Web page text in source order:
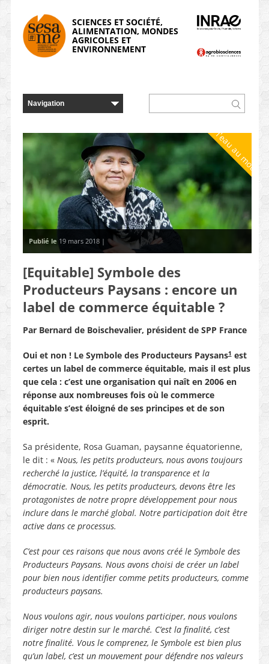
SCIENCES ET SOCIÉTÉ,
ALIMENTATION, MONDES
AGRICOLES ET
ENVIRONNEMENT
De l'eau au moulin
Publié le 19 mars 2018 |
[Equitable] Symbole des
Producteurs Paysans : encore un
label de commerce équitable ?
Par Bernard de Boischevalier, président de SPP France
Oui et non ! Le Symbole des Producteurs Paysans1est
certes un label de commerce équitable, mais il est plus
que cela : c’est une organisation qui naît en 2006 en
réponse aux nombreuses fois où le commerce
équitable s’est éloigné de ses principes et de son
esprit.
Sa présidente, Rosa Guaman, paysanne équatorienne,
le dit : « Nous, les petits producteurs, nous avons toujours
recherché la justice, l’équité, la transparence et la
démocratie. Nous, les petits producteurs, devons être les
protagonistes de notre propre développement pour nous
inclure dans le marché global. Notre participation doit être
active dans ce processus.
C’est pour ces raisons que nous avons créé le Symbole des
Producteurs Paysans. Nous avons choisi de créer un label
pour bien nous identifier comme petits producteurs, comme
producteurs paysans.
Nous voulons agir, nous voulons participer, nous voulons
diriger notre destin sur le marché. C’est la finalité, c’est
notre finalité. Vous le comprenez, le Symbole est bien plus
qu’un label, c’est un mouvement pour défendre nos valeurs